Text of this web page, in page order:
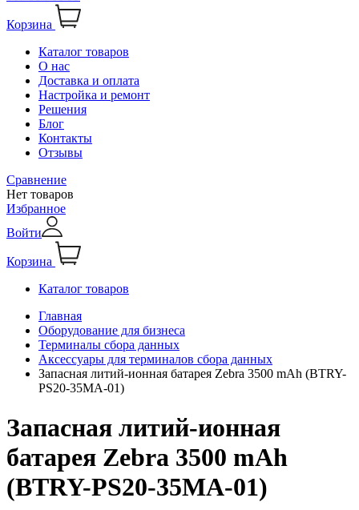
Корзина
Каталог товаров
О нас
Доставка и оплата
Настройка и ремонт
Решения
Блог
Контакты
Отзывы
Сравнение
Нет товаров
Избранное
Войти
Корзина
Каталог товаров
Главная
Оборудование для бизнеса
Терминалы сбора данных
Аксессуары для терминалов сбора данных
Запасная литий-ионная батарея Zebra 3500 mAh (BTRY-
PS20-35MA-01)
Запасная литий-ионная
батарея Zebra 3500 mAh
(BTRY-PS20-35MA-01)